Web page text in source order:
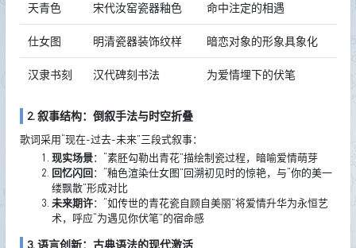
天青色 宋代汝窑瓷器釉色 命中注定的相遇
仕女图 明清瓷器装饰纹样 暗恋对象的形象具象化
汉隶书刻 汉代碑刻书法 为爱情埋下的伏笔
2. 叙事结构：倒叙手法与时空折叠
歌词采用“现在-过去-未来”三段式叙事：
现实场景：“素胚勾勒出青花”描绘制瓷过程，暗喻爱情萌芽
回忆闪回：“釉色渲染仕女图”回溯初见时的惊艳，与“你的美一
缕飘散”形成对比
未来期许：“如传世的青花瓷自顾自美丽”将爱情升华为永恒艺
术，呼应“为遇见你伏笔”的宿命感
3. 语言创新：古典语法的现代激活